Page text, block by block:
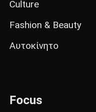
Culture
Fashion & Beauty
Αυτοκίνητο
Focus